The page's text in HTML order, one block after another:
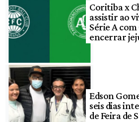
Coritiba x
assistir ao
Série A
encerrar
Edson
seis dias
de Feira de